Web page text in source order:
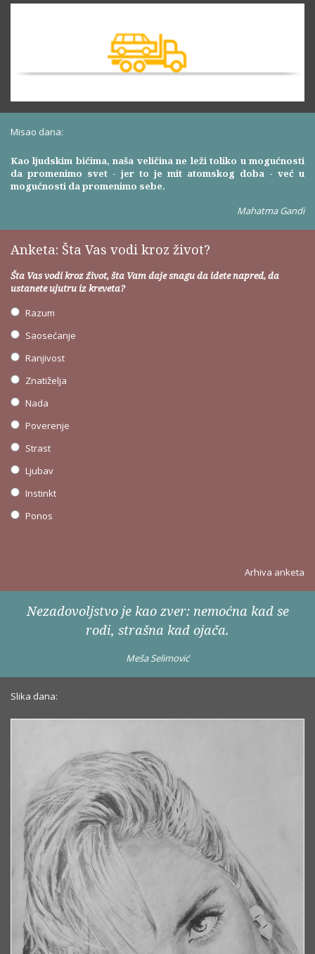
Misao dana:
Kao ljudskim bićima, naša veličina ne leži toliko u mogućnosti
da promenimo svet - jer to je mit atomskog doba - već u
mogućnosti da promenimo sebe.
Mahatma Gandi
Anketa: Šta Vas vodi kroz život?
Šta Vas vodi kroz život, šta Vam daje snagu da idete napred, da
ustanete ujutru iz kreveta?
Razum
Saosećanje
Ranjivost
Znatiželja
Nada
Poverenje
Strast
Ljubav
Instinkt
Ponos
Arhiva anketa
Nezadovoljstvo je kao zver: nemoćna kad se
rodi, strašna kad ojača.
Meša Selimović
Slika dana: